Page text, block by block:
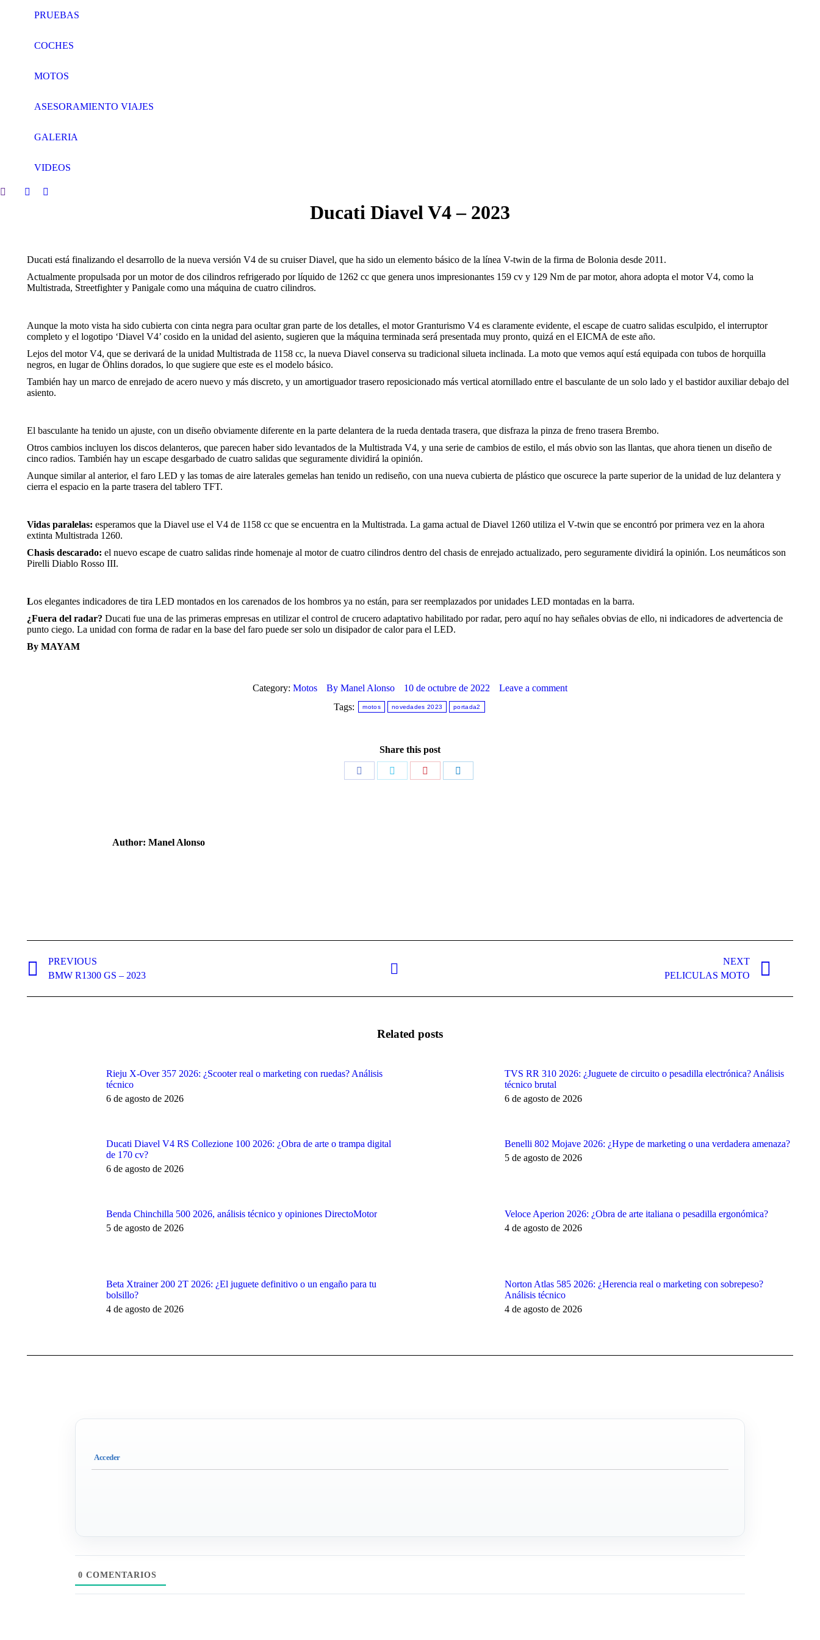
PRUEBAS
COCHES
MOTOS
ASESORAMIENTO VIAJES
GALERIA
VIDEOS
Search:
Facebook
window
Twitter
window
Ducati Diavel V4 – 2023
Ducati está finalizando el desarrollo de la nueva versión V4 de su cruiser Diavel, que ha sido un elemento básico de la línea V-twin de la firma de Bolonia desde 2011.
Actualmente propulsada por un motor de dos cilindros refrigerado por líquido de 1262 cc que genera unos impresionantes 159 cv y 129 Nm de par motor, ahora adopta el motor V4, como la
Multistrada, Streetfighter y Panigale como una máquina de cuatro cilindros.
Aunque la moto vista ha sido cubierta con cinta negra para ocultar gran parte de los detalles, el motor Granturismo V4 es claramente evidente, el escape de cuatro salidas esculpido, el interruptor
completo y el logotipo ‘Diavel V4’ cosido en la unidad del asiento, sugieren que la máquina terminada será presentada muy pronto, quizá en el EICMA de este año.
Lejos del motor V4, que se derivará de la unidad Multistrada de 1158 cc, la nueva Diavel conserva su tradicional silueta inclinada. La moto que vemos aquí está equipada con tubos de horquilla
negros, en lugar de Öhlins dorados, lo que sugiere que este es el modelo básico.
También hay un marco de enrejado de acero nuevo y más discreto, y un amortiguador trasero reposicionado más vertical atornillado entre el basculante de un solo lado y el bastidor auxiliar debajo del
asiento.
El basculante ha tenido un ajuste, con un diseño obviamente diferente en la parte delantera de la rueda dentada trasera, que disfraza la pinza de freno trasera Brembo.
Otros cambios incluyen los discos delanteros, que parecen haber sido levantados de la Multistrada V4, y una serie de cambios de estilo, el más obvio son las llantas, que ahora tienen un diseño de
cinco radios. También hay un escape desgarbado de cuatro salidas que seguramente dividirá la opinión.
Aunque similar al anterior, el faro LED y las tomas de aire laterales gemelas han tenido un rediseño, con una nueva cubierta de plástico que oscurece la parte superior de la unidad de luz delantera y
cierra el espacio en la parte trasera del tablero TFT.
Vidas paralelas: esperamos que la Diavel use el V4 de 1158 cc que se encuentra en la Multistrada. La gama actual de Diavel 1260 utiliza el V-twin que se encontró por primera vez en la ahora
extinta Multistrada 1260.
Chasis descarado: el nuevo escape de cuatro salidas rinde homenaje al motor de cuatro cilindros dentro del chasis de enrejado actualizado, pero seguramente dividirá la opinión. Los neumáticos son
Pirelli Diablo Rosso III.
Los elegantes indicadores de tira LED montados en los carenados de los hombros ya no están, para ser reemplazados por unidades LED montadas en la barra.
¿Fuera del radar? Ducati fue una de las primeras empresas en utilizar el control de crucero adaptativo habilitado por radar, pero aquí no hay señales obvias de ello, ni indicadores de advertencia de
punto ciego. La unidad con forma de radar en la base del faro puede ser solo un disipador de calor para el LED.
By MAYAM
Category: Motos By Manel Alonso 10 de octubre de 2022
Leave a comment
Tags:
motos novedades 2023 portada2
Share this post
Author: Manel Alonso
navigation
PREVIOUS
Previous
BMW R1300 GS – 2023
NEXT
PELICULAS MOTO
Related posts
Rieju X-Over 357 2026: ¿Scooter real o marketing con ruedas? Análisis
técnico
6 de agosto de 2026
TVS RR 310 2026: ¿Juguete de circuito o pesadilla electrónica? Análisis
técnico brutal
6 de agosto de 2026
Ducati Diavel V4 RS Collezione 100 2026: ¿Obra de arte o trampa digital
de 170 cv?
6 de agosto de 2026
Benelli 802 Mojave 2026: ¿Hype de marketing o una verdadera amenaza?
5 de agosto de 2026
Benda Chinchilla 500 2026, análisis técnico y opiniones DirectoMotor
5 de agosto de 2026
Veloce Aperion 2026: ¿Obra de arte italiana o pesadilla ergonómica?
4 de agosto de 2026
Beta Xtrainer 200 2T 2026: ¿El juguete definitivo o un engaño para tu
bolsillo?
4 de agosto de 2026
Norton Atlas 585 2026: ¿Herencia real o marketing con sobrepeso?
Análisis técnico
4 de agosto de 2026
0 COMENTARIOS